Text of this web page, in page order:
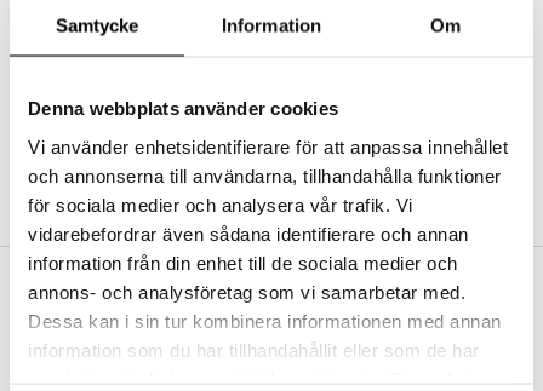
Samtycke Information Om
Denna webbplats använder cookies
Vi använder enhetsidentifierare för att anpassa innehållet
och annonserna till användarna, tillhandahålla funktioner
för sociala medier och analysera vår trafik. Vi
vidarebefordrar även sådana identifierare och annan
information från din enhet till de sociala medier och
annons- och analysföretag som vi samarbetar med.
Dessa kan i sin tur kombinera informationen med annan
information som du har tillhandahållit eller som de har
Abonnemang
Bevaka produkter
Recensera produkter
SKAPA KUND
VAD KOSTAR FRAKTEN?
Vi erbjuder fri frakt från 350 kr. Vår gräns för fraktfri leverans bestäms
utifån vilken avdelning du handlar från. Läs mer här »